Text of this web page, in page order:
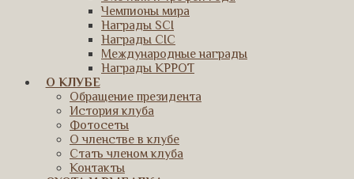
Чемпионы мира
Награды SCI
Награды CIC
Международные награды
Награды КРРОТ
О КЛУБЕ
Обращение президента
История клуба
Фотосеты
О членстве в клубе
Стать членом клуба
Контакты